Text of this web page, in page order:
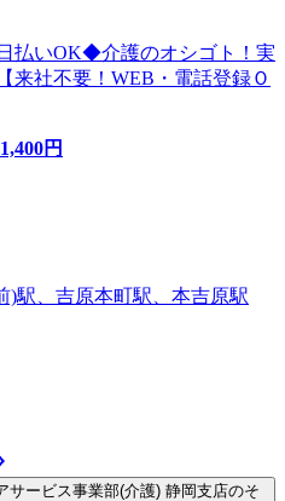
払いOK◆介護のオシゴト！実
来社不要！WEB・電話登録Ｏ
1,400円
)駅、吉原本町駅、本吉原駅
サービス事業部(介護) 静岡支店のそ